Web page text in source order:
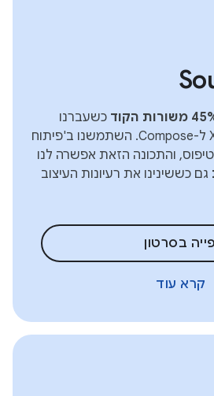
משורות הקוד
כשעברנו
מסכי תצוגה של XML ל-Compose. השתמשנו ב'פיתוח
טיפוס, והתכונה הזאת אפשרה לנו
גם כששינינו את רעיונות העיצוב
בסרטון
קרא עוד